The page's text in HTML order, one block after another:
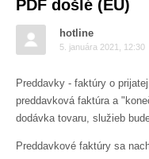
PDF došlé (EU)
hotline
5. januára 2021, 12:30
Preddavky - faktúry o
preddavková faktúra a
dodávka tovaru, služieb
Preddavkové faktúry sa